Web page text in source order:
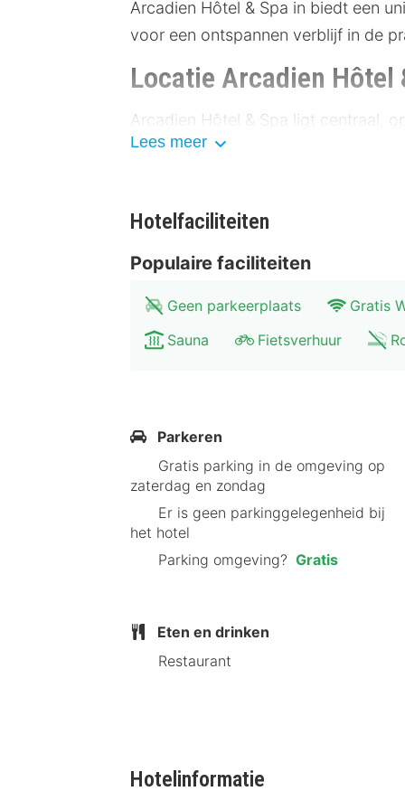
Arcadien Hôtel & Spa in biedt een
voor een ontspannen verblijf in de
Locatie Arcadien Hôtel
Arcadien Hôtel & Spa ligt centraal,
voor het verkennen van lokale
parkeergelegenheid bij het hotel.
Faciliteiten Arcadien
De kamers van Arcadien Hôtel &
voorzieningen. Elke kamer
Moderne badkamers
Vergaderzalen
Parkeergelegenheid
Restaurant Arcadien
Arcadien Hôtel & Spa beschikt
casual en gezellig, perfect voor
ontdekken, zijn er tal van
Wellness Arcadien
Sauna
Lees meer
Hotelfaciliteiten
Populaire faciliteiten
Geen parkeerplaats Gratis
Sauna
Fietsverhuur
Parkeren
zaterdag en zondag
het hotel
Parking omgeving? Gratis
Eten en drinken
Restaurant
Hotelinformatie